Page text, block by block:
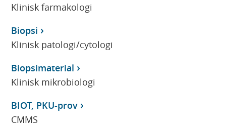
Klinisk farmakologi
Biopsi
Klinisk patologi/cytologi
Biopsimaterial
Klinisk mikrobiologi
BIOT, PKU-prov
CMMS